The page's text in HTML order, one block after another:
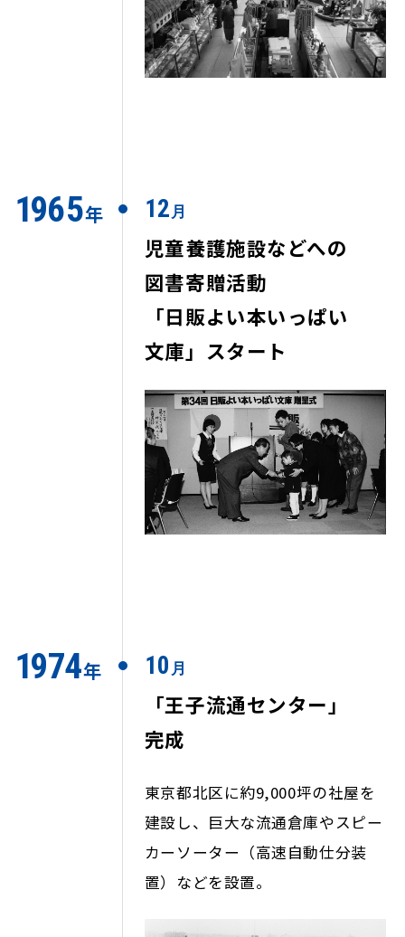
1965年 12 月
児童養護施設などへの
図書寄贈活動
「日販よい本いっぱい
文庫」スタート
1974年 10 月
「王子流通センター」
完成
東京都北区に約9,000坪の社屋を
建設し、巨大な流通倉庫やスピー
カーソーター（高速自動仕分装
置）などを設置。